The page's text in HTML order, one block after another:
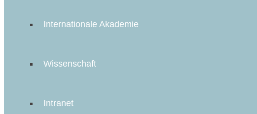
Internationale Akademie
Wissenschaft
Intranet